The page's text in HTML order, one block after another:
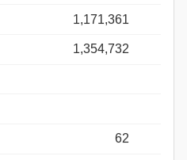
1,171,361
1,354,732
62